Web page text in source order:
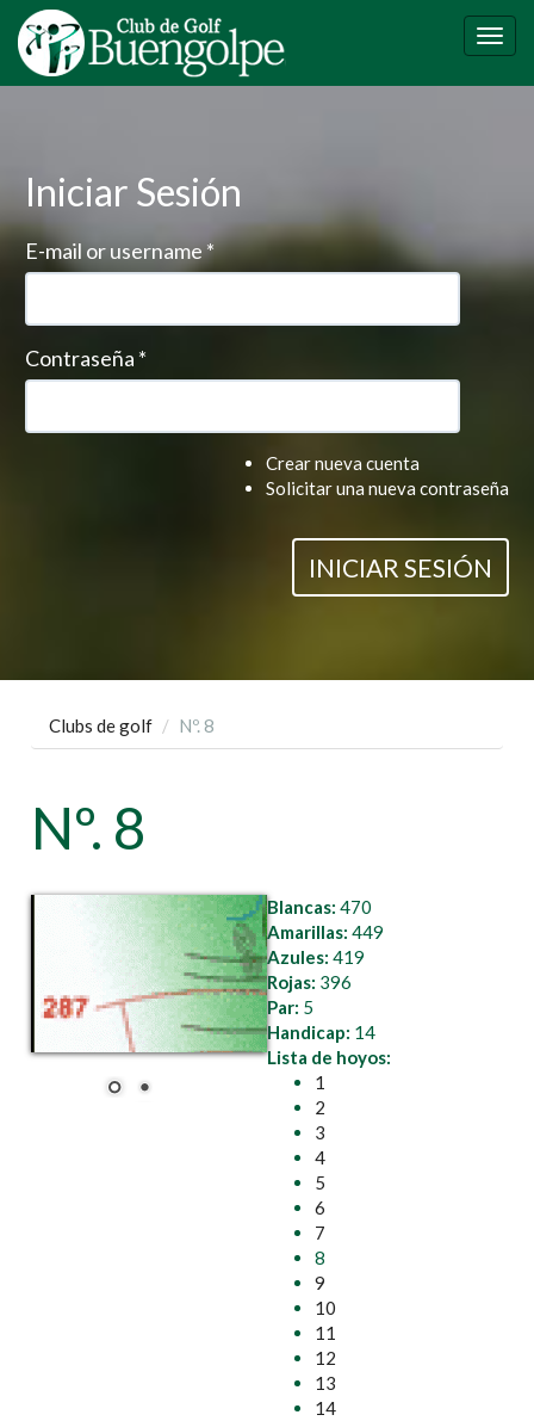
Pasar
contenido
principal
Iniciar Sesión
E-mail or username*
Contraseña *
Crear nueva cuenta
Solicitar una nueva contraseña
INICIAR SESIÓN
Clubs de golf Nº. 8
Nº. 8
Blancas: 470
Amarillas: 449
Azules: 419
Rojas: 396
Par: 5
Handicap: 14
Lista de hoyos:
1
2
3
4
5
6
7
8
9
10
11
12
13
14